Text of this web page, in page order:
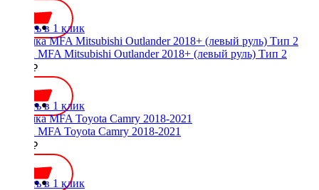
Купить в 1 клик
Рамка MFA Mitsubishi Outlander 2018+ (левый руль) Тип 2
2500 ₽
Купить в 1 клик
Рамка MFA Toyota Camry 2018-2021
2800 ₽
Купить в 1 клик